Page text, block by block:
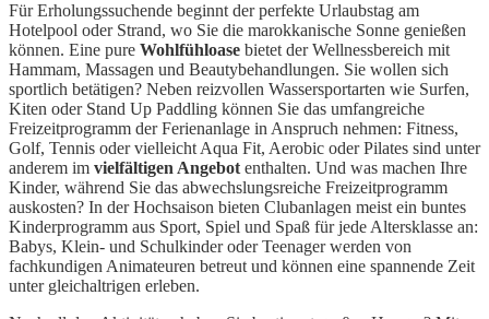
Für Erholungssuchende beginnt der perfekte Urlaubstag am
Hotelpool oder Strand, wo Sie die marokkanische Sonne genießen
können. Eine pure Wohlfühloase bietet der Wellnessbereich mit
Hammam, Massagen und Beautybehandlungen. Sie wollen sich
sportlich betätigen? Neben reizvollen Wassersportarten wie Surfen,
Kiten oder Stand Up Paddling können Sie das umfangreiche
Freizeitprogramm der Ferienanlage in Anspruch nehmen: Fitness,
Golf, Tennis oder vielleicht Aqua Fit, Aerobic oder Pilates sind unter
anderem im vielfältigen Angebot enthalten. Und was machen Ihre
Kinder, während Sie das abwechslungsreiche Freizeitprogramm
auskosten? In der Hochsaison bieten Clubanlagen meist ein buntes
Kinderprogramm aus Sport, Spiel und Spaß für jede Altersklasse an:
Babys, Klein- und Schulkinder oder Teenager werden von
fachkundigen Animateuren betreut und können eine spannende Zeit
unter gleichaltrigen erleben.